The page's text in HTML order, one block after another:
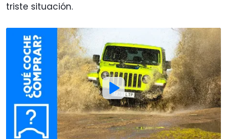
triste situación.